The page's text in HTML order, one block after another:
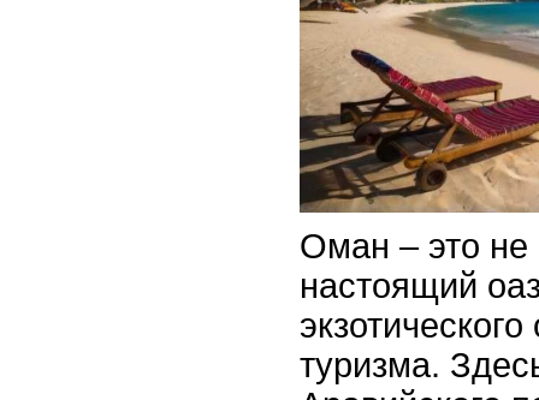
Оман – это не
настоящий
туризма.